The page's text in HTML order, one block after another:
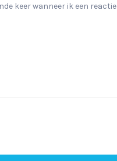
keer wanneer ik een reactie